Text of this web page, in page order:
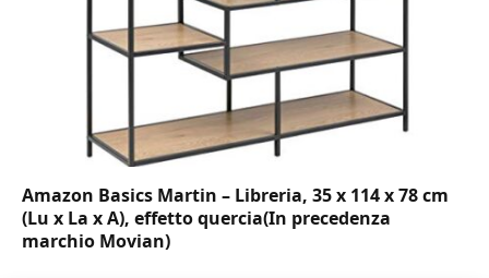
Amazon Basics Martin – Libreria, 35 x 114 x 78 cm
(Lu x La x A), effetto quercia(In precedenza
marchio Movian)